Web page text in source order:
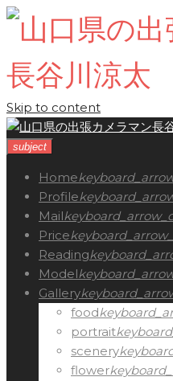
Skip to content
subject
Home
Profile
Mail
Price
Reading
Model
Gallery
food
portrait
scenery
flower